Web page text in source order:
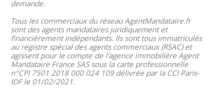
demande.
Tous les commerciaux du réseau AgentMandataire.fr
sont des agents mandataires juridiquement et
financièrement indépendants. Ils sont tous immatriculés
au registre spécial des agents commerciaux (RSAC) et
agissent pour le compte de l'agence immobilière Agent
Mandataire France SAS sous la carte professionnelle
n°CPI 7501 2018 000 024 109 délivrée par la CCI Paris-
IDF le 01/02/2021.